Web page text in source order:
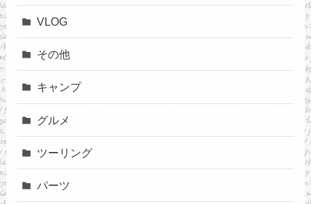
VLOG
その他
キャンプ
グルメ
ツーリング
パーツ